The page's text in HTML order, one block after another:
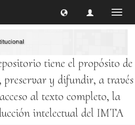
tiene el propósito de
preservar y difundir, a través
al texto completo, la
intelectual del IMTA